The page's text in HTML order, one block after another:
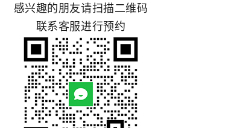
感兴趣的朋友请扫描二维码
联系客服进行预约